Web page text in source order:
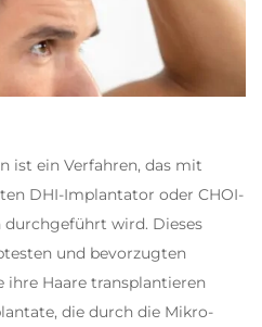
ist ein Verfahren, das mit
DHI-Implantator oder CHOI-
wird. Dieses
und bevorzugten
ihre Haare transplantieren
die durch die Mikro-